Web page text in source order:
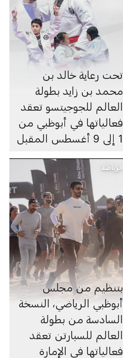
تحت رعاية خالد بن
محمد بن زايد بطولة
العالم للجوجيتسو تعقد
فعالياتها في أبوظبي من
1 إلى 9 أغسطس المقبل
الرياضة
بتنظيم من مجلس
أبوظبي الرياضي، النسخة
السادسة من بطولة
العالم للسبارتن تعقد
فعالياتها في الإمارة